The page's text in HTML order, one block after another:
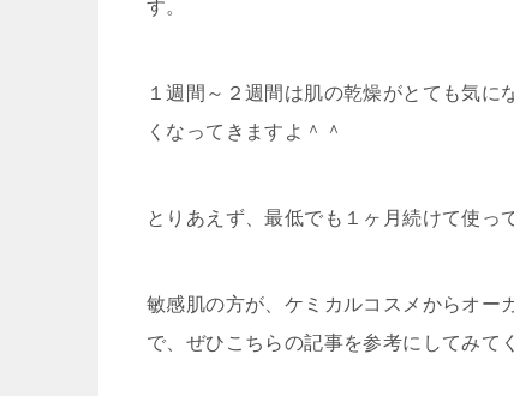
す。
１週間～２週間は肌の乾燥がとても気
くなってきますよ＾＾
とりあえず、最低でも１ヶ月続けて使っ
敏感肌の方が、ケミカルコスメからオー
で、ぜひこちらの記事を参考にしてみて